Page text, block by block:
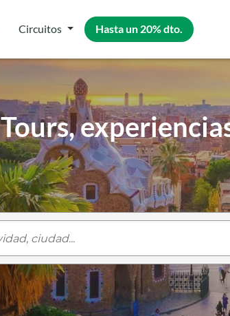
Circuitos Hasta un 20% dto.
Tours,